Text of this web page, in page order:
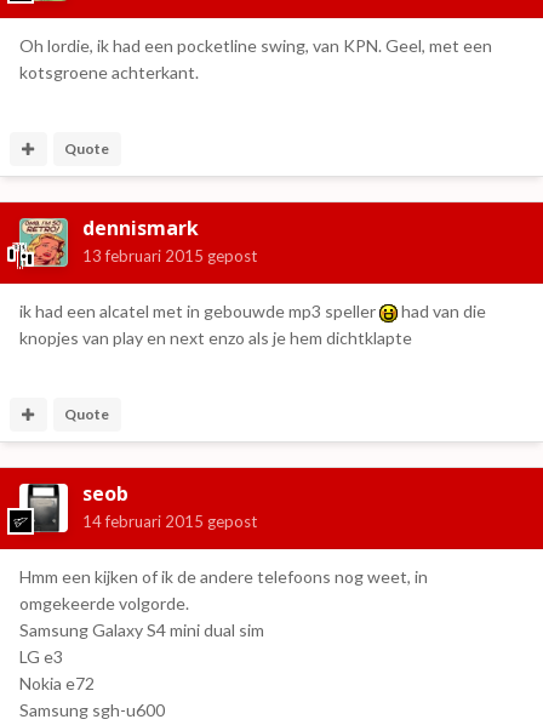
Oh lordie, ik had een pocketline swing, van KPN. Geel, met een
kotsgroene achterkant.
Quote
dennismark
13 februari 2015 gepost
ik had een alcatel met in gebouwde mp3 speller
had van die
knopjes van play en next enzo als je hem dichtklapte
Quote
seob
14 februari 2015 gepost
Hmm een kijken of ik de andere telefoons nog weet, in
omgekeerde volgorde.
Samsung Galaxy S4 mini dual sim
LG e3
Nokia e72
Samsung sgh-u600